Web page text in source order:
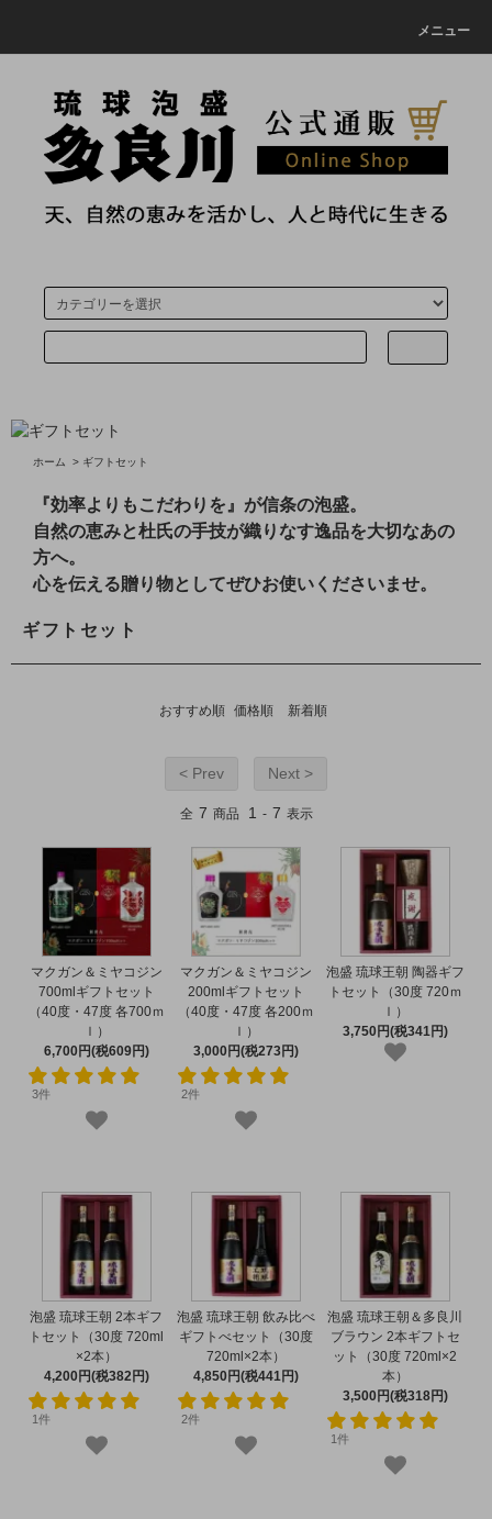
メニュー
ホーム > ギフトセット
『効率よりもこだわりを』が信条の泡盛。
自然の恵みと杜氏の手技が織りなす逸品を大切なあの
方へ。
心を伝える贈り物としてぜひお使いくださいませ。
ギフトセット
おすすめ順 価格順 新着順
< Prev Next >
全 7 商品 1 - 7 表示
マクガン＆ミヤコジン
700mlギフトセット
（40度・47度 各700ｍ
ｌ）
6,700円(税609円)
3件
マクガン＆ミヤコジン
200mlギフトセット
（40度・47度 各200ｍ
ｌ）
3,000円(税273円)
2件
泡盛 琉球王朝 陶器ギフ
トセット（30度 720ｍ
ｌ）
3,750円(税341円)
泡盛 琉球王朝 2本ギフ
トセット（30度 720ml
×2本）
4,200円(税382円)
1件
泡盛 琉球王朝 飲み比べ
ギフトべセット（30度
720ml×2本）
4,850円(税441円)
2件
泡盛 琉球王朝＆多良川
ブラウン 2本ギフトセ
ット（30度 720ml×2
本）
3,500円(税318円)
1件